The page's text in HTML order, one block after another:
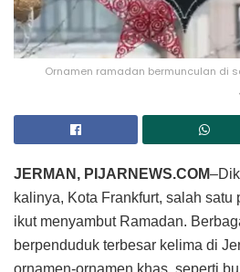
Ornamen ramadan bermunculan di
JERMAN, PIJARNEWS.COM
kalinya, Kota Frankfurt, salah satu
ikut menyambut Ramadan.
berpenduduk terbesar kelima di
ornamen-ornamen khas, seperti